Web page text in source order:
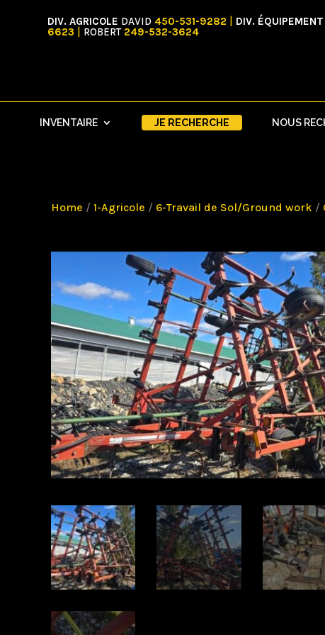
DIV. AGRICOLE DAVID 450-531-9282 DIV.
6623
ROBERT 249-532-3624
INVENTAIRE JE RECHERCHE NOUS
Home / 1-Agricole / 6-Travail de Sol/Ground work /